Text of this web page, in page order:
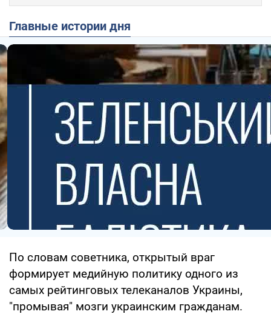
Главные истории дня
По словам советника, открытый враг
формирует медийную политику одного из
самых рейтинговых телеканалов Украины,
"промывая" мозги украинским гражданам.